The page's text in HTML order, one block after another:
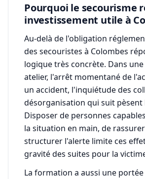
Pourquoi le secourisme
investissement utile à
Au-delà de l'obligation
des secouristes à Colombes
logique très concrète. Dans une
atelier, l'arrêt momentané de
un accident, l'inquiétude des
désorganisation qui suit pèsent
Disposer de personnes
la situation en main, de
structurer l'alerte limite ces
gravité des suites pour la
La formation a aussi une